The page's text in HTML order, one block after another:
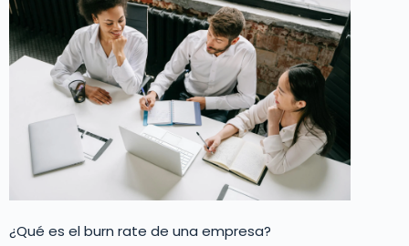
¿Qué es el burn rate de una empresa?